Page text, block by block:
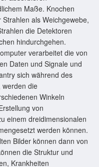
Maße. Knochen
als Weichgewebe,
die Detektoren
hindurchgehen.
verarbeitet die von
Daten und Signale und
sich während des
werden die
Winkeln
von
einem dreidimensionalen
werden können.
Bilder können dann von
die Struktur und
Krankheiten